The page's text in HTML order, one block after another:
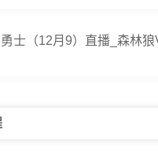
士（12月9）直播_森林